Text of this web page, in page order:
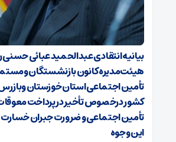
بیانیه انتقادی عبدالحمید عبائی
هیئت‌مدیره کانون بازنشستگان
تأمین اجتماعی استان خوزستان
کشور درخصوص تأخیر در پرداخت
تأمین اجتماعی و ضرورت جبران خسارت
این وجوه